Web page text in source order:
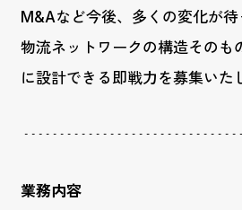
M&Aなど今後、多くの変化が待
物流ネットワークの構造そのも
に設計できる即戦力を募集いた
業務内容